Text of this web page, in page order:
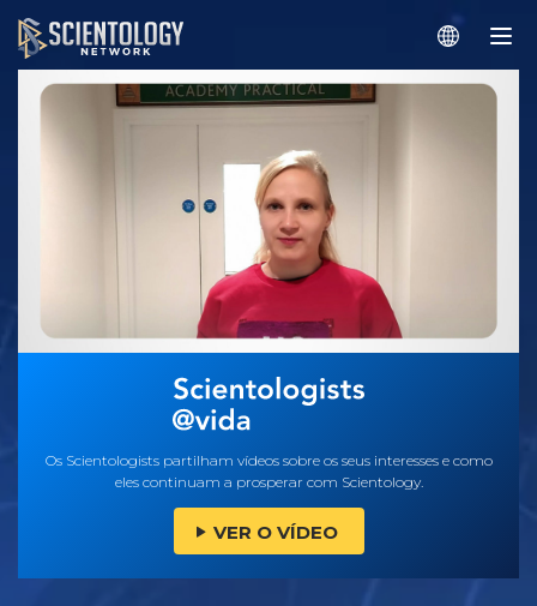
Os Scientologists partilham vídeos sobre os seus interesses e como
eles continuam a prosperar com Scientology.
VER O VÍDEO